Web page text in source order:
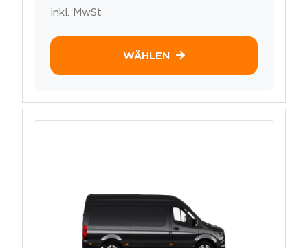
inkl. MwSt
WÄHLEN